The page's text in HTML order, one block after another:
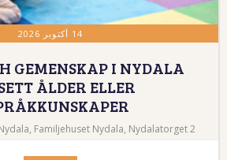
14 أكتوبر 2026
GEMENSKAP I NYDALA
ÅLDER ELLER
Familjehuset Nydala, Nydalatorget 2